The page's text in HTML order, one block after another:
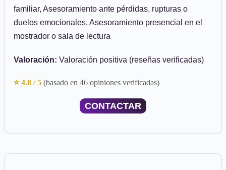
familiar, Asesoramiento ante pérdidas, rupturas o
duelos emocionales, Asesoramiento presencial en el
mostrador o sala de lectura
Valoración: Valoración positiva (reseñas verificadas)
⭐ 4.8 / 5 (basado en 46 opiniones verificadas)
CONTACTAR